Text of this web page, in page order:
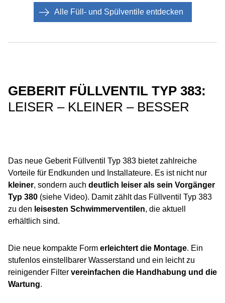
Alle Füll- und Spülventile entdecken
GEBERIT FÜLLVENTIL TYP 383:
LEISER – KLEINER – BESSER
Das neue Geberit Füllventil Typ 383 bietet zahlreiche
Vorteile für Endkunden und Installateure. Es ist nicht nur
kleiner, sondern auch deutlich leiser als sein Vorgänger
Typ 380 (siehe Video). Damit zählt das Füllventil Typ 383
zu den leisesten Schwimmerventilen, die aktuell
erhältlich sind.
Die neue kompakte Form erleichtert die Montage. Ein
stufenlos einstellbarer Wasserstand und ein leicht zu
reinigender Filter vereinfachen die Handhabung und die
Wartung.